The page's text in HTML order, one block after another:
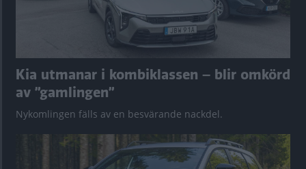
Kia utmanar i kombiklassen – blir omkörd
av ”gamlingen”
Nykomlingen fälls av en besvärande nackdel.